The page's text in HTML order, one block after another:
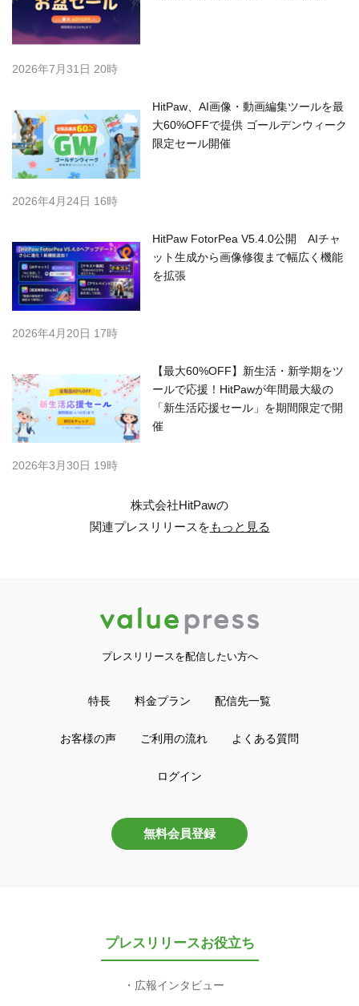
2026年7月31日 20時
HitPaw、AI画像・動画編集ツールを最
大60%OFFで提供 ゴールデンウィーク
限定セール開催
2026年4月24日 16時
HitPaw FotorPea V5.4.0公開 AIチャ
ット生成から画像修復まで幅広く機能
を拡張
2026年4月20日 17時
【最大60%OFF】新生活・新学期をツ
ールで応援！HitPawが年間最大級の
「新生活応援セール」を期間限定で開
催
2026年3月30日 19時
株式会社HitPawの
関連プレスリリースをもっと見る
プレスリリースを配信したい方へ
特長 料金プラン 配信先一覧
お客様の声 ご利用の流れ よくある質問
ログイン
無料会員登録
プレスリリースお役立ち
広報インタビュー